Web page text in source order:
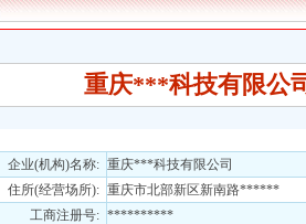
重庆***科技有限公
企业(机构)名称: 重庆***科技有限公司
住所(经营场所): 重庆市北部新区新南路******
工商注册号: **********